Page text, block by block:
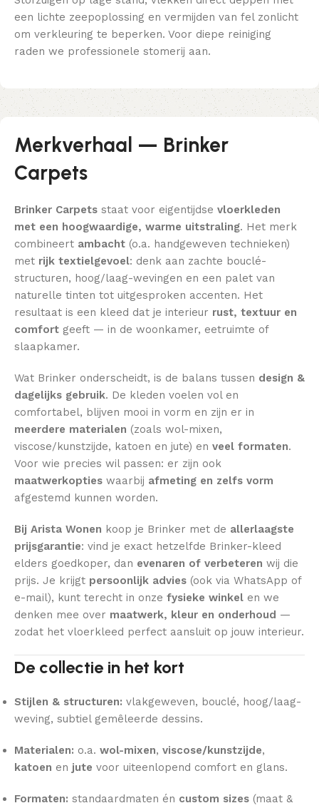
een lichte zeepoplossing en vermijden van fel zonlicht
om verkleuring te beperken. Voor diepe reiniging
raden we professionele stomerij aan.
Merkverhaal — Brinker
Carpets
Brinker Carpets staat voor eigentijdse vloerkleden
met een hoogwaardige, warme uitstraling. Het merk
combineert ambacht (o.a. handgeweven technieken)
met rijk textielgevoel: denk aan zachte bouclé-
structuren, hoog/laag-wevingen en een palet van
naturelle tinten tot uitgesproken accenten. Het
resultaat is een kleed dat je interieur rust, textuur en
comfort geeft — in de woonkamer, eetruimte of
slaapkamer.
Wat Brinker onderscheidt, is de balans tussen design &
dagelijks gebruik. De kleden voelen vol en
comfortabel, blijven mooi in vorm en zijn er in
meerdere materialen (zoals wol-mixen,
viscose/kunstzijde, katoen en jute) en veel formaten.
Voor wie precies wil passen: er zijn ook
maatwerkopties waarbij afmeting en zelfs vorm
afgestemd kunnen worden.
Bij Arista Wonen koop je Brinker met de allerlaagste
prijsgarantie: vind je exact hetzelfde Brinker-kleed
elders goedkoper, dan evenaren of verbeteren wij die
prijs. Je krijgt persoonlijk advies (ook via WhatsApp of
e-mail), kunt terecht in onze fysieke winkel en we
denken mee over maatwerk, kleur en onderhoud —
zodat het vloerkleed perfect aansluit op jouw interieur.
De collectie in het kort
Stijlen & structuren: vlakgeweven, bouclé, hoog/laag-
weving, subtiel gemêleerde dessins.
Materialen: o.a. wol-mixen, viscose/kunstzijde,
katoen en jute voor uiteenlopend comfort en glans.
Formaten: standaardmaten én custom sizes (maat &